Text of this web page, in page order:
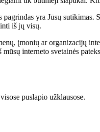
yra Jūsų
iš jų visų.
įmonių ar organizacijų
interneto svetainės
puslapio užklausose.